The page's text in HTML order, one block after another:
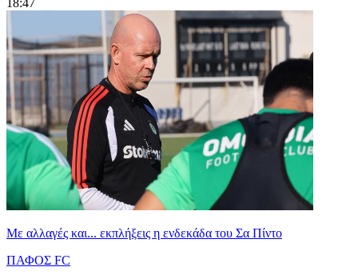
18:47
Με αλλαγές και... εκπλήξεις η ενδεκάδα του Σα Πίντο
ΠΑΦΟΣ FC